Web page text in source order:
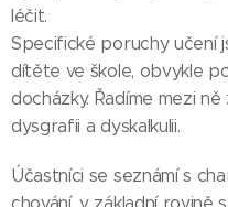
léčit.
Specifické poruchy učení
dítěte ve škole, obvykle
docházky. Řadíme mezi
dysgrafii a dyskalkulii.
Účastníci se seznámí s